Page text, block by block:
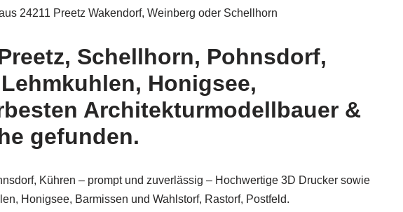
24211 Preetz Wakendorf, Weinberg oder Schellhorn
Schellhorn, Pohnsdorf,
Honigsee,
Architekturmodellbauer &
gefunden.
Kühren – prompt und zuverlässig – Hochwertige 3D Drucker sowie
Honigsee, Barmissen und Wahlstorf, Rastorf, Postfeld.